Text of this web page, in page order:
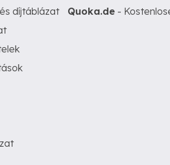
díjtáblázat
Quoka.de -